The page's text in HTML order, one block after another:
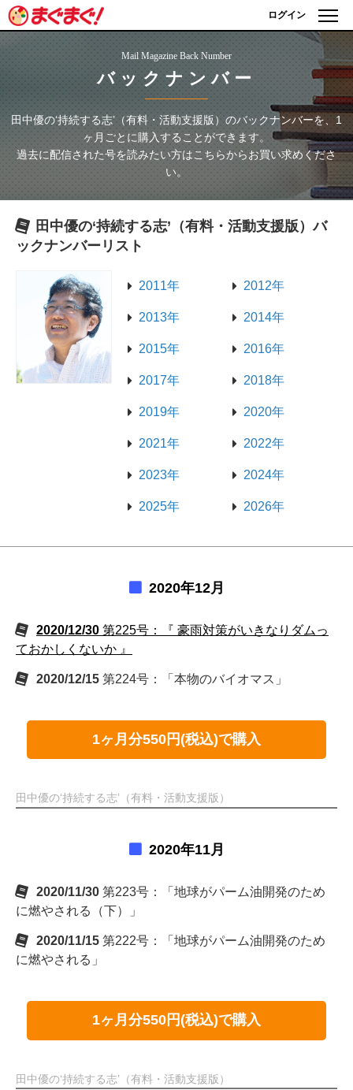
ログイン
Mail Magazine Back Number
バックナンバー
田中優の‘持続する志’（有料・活動支援版） のバックナンバーを、1
ヶ月ごとに購入することができます。
過去に配信された号を読みたい方はこちらからお買い求めくださ
い。
田中優の‘持続する志’（有料・活動支援版）バ
ックナンバーリスト
2011年 2012年
2013年 2014年
2015年 2016年
2017年 2018年
2019年 2020年
2021年 2022年
2023年 2024年
2025年 2026年
2020年12月
2020/12/30 第225号：『 豪雨対策がいきなりダムっ
ておかしくないか 』
2020/12/15 第224号：「本物のバイオマス」
1ヶ月分550円(税込)で購入
田中優の‘持続する志’（有料・活動支援版）
2020年11月
2020/11/30 第223号：「地球がパーム油開発のため
に燃やされる（下）」
2020/11/15 第222号：「地球がパーム油開発のため
に燃やされる」
1ヶ月分550円(税込)で購入
田中優の‘持続する志’（有料・活動支援版）